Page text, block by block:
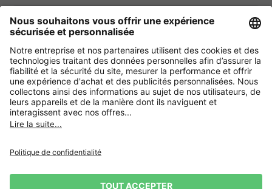
Belgique
Achetez en toute sécurité avec :
Politique de confidentialité
Gestion des Cookies